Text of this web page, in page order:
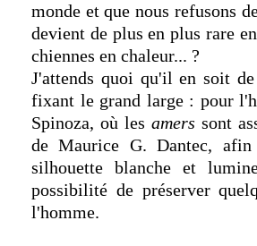
monde et que nous refusons
devient de plus en plus rare
chiennes en chaleur... ?
J'attends quoi qu'il en soit
fixant le grand large : pour
Spinoza, où les amers sont
de Maurice G. Dantec,
silhouette blanche et
possibilité de préserver
l'homme.